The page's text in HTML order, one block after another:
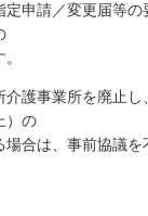
申請／変更届等の
護事業所を廃止し
）の
合は、事前協議を